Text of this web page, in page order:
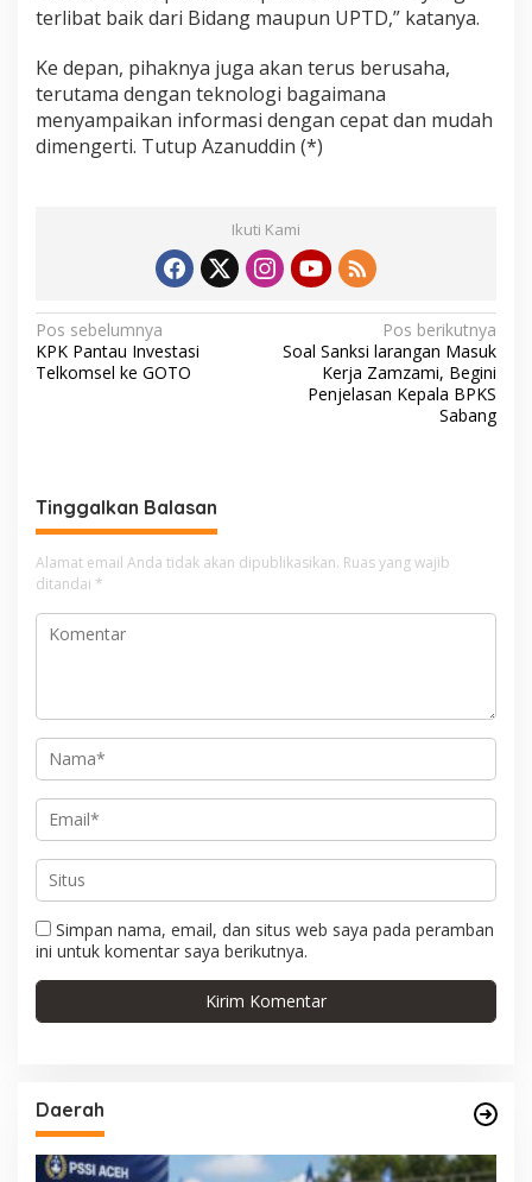
terlibat baik dari Bidang maupun UPTD,” katanya.
Ke depan, pihaknya juga akan terus berusaha,
terutama dengan teknologi bagaimana
menyampaikan informasi dengan cepat dan mudah
dimengerti. Tutup Azanuddin (*)
Ikuti Kami
N
a
a
s
i
p
o
Pos sebelumnya
KPK Pantau Investasi
Telkomsel ke GOTO
Pos berikutnya
Soal Sanksi larangan Masuk
Kerja Zamzami, Begini
Penjelasan Kepala BPKS
Sabang
Tinggalkan Balasan
Alamat email Anda tidak akan dipublikasikan. Ruas yang wajib
ditandai *
Simpan nama, email, dan situs web saya pada peramban
ini untuk komentar saya berikutnya.
Daerah